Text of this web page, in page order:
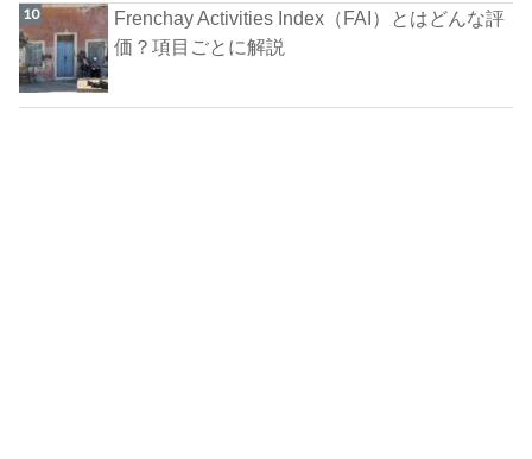
Frenchay Activities Index（FAI）とはどんな評
価？項目ごとに解説